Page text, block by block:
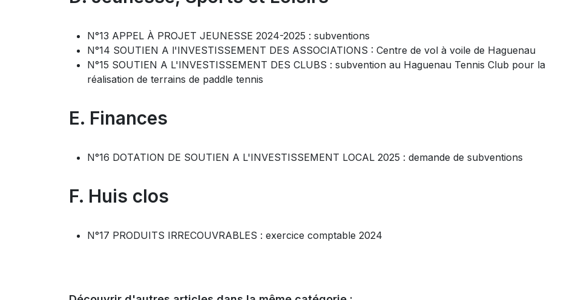
N°13 APPEL À PROJET JEUNESSE 2024-2025 : subventions
N°14 SOUTIEN A l'INVESTISSEMENT DES ASSOCIATIONS : Centre de vol à voile de Haguenau
N°15 SOUTIEN A L'INVESTISSEMENT DES CLUBS : subvention au Haguenau Tennis Club pour la
réalisation de terrains de paddle tennis
E. Finances
N°16 DOTATION DE SOUTIEN A L'INVESTISSEMENT LOCAL 2025 : demande de subventions
F. Huis clos
N°17 PRODUITS IRRECOUVRABLES : exercice comptable 2024